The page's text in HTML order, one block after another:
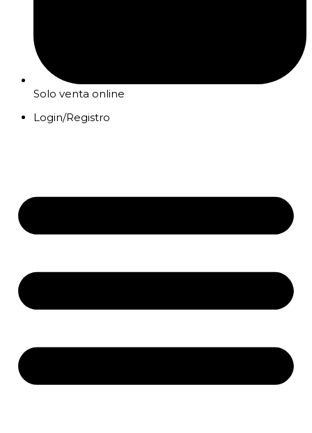
Solo venta online
Login/Registro